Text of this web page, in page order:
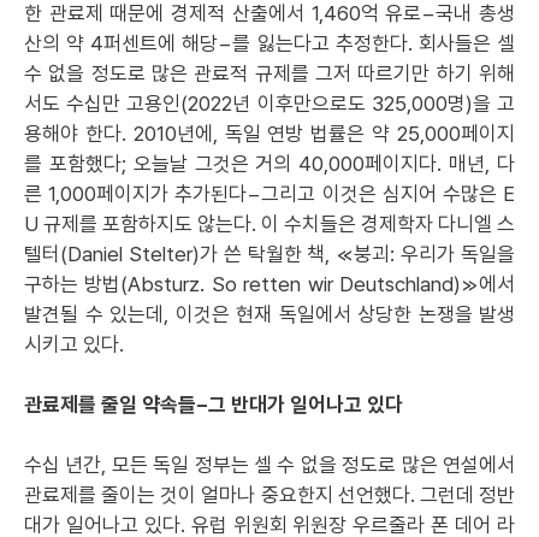
한 관료제 때문에 경제적 산출에서 1,460억 유로−국내 총생
산의 약 4퍼센트에 해당−를 잃는다고 추정한다. 회사들은 셀
수 없을 정도로 많은 관료적 규제를 그저 따르기만 하기 위해
서도 수십만 고용인(2022년 이후만으로도 325,000명)을 고
용해야 한다. 2010년에, 독일 연방 법률은 약 25,000페이지
를 포함했다; 오늘날 그것은 거의 40,000페이지다. 매년, 다
른 1,000페이지가 추가된다−그리고 이것은 심지어 수많은 E
U 규제를 포함하지도 않는다. 이 수치들은 경제학자 다니엘 스
텔터(Daniel Stelter)가 쓴 탁월한 책, ≪붕괴: 우리가 독일을
구하는 방법(Absturz. So retten wir Deutschland)≫에서
발견될 수 있는데, 이것은 현재 독일에서 상당한 논쟁을 발생
시키고 있다.
관료제를 줄일 약속들−그 반대가 일어나고 있다
수십 년간, 모든 독일 정부는 셀 수 없을 정도로 많은 연설에서
관료제를 줄이는 것이 얼마나 중요한지 선언했다. 그런데 정반
대가 일어나고 있다. 유럽 위원회 위원장 우르줄라 폰 데어 라